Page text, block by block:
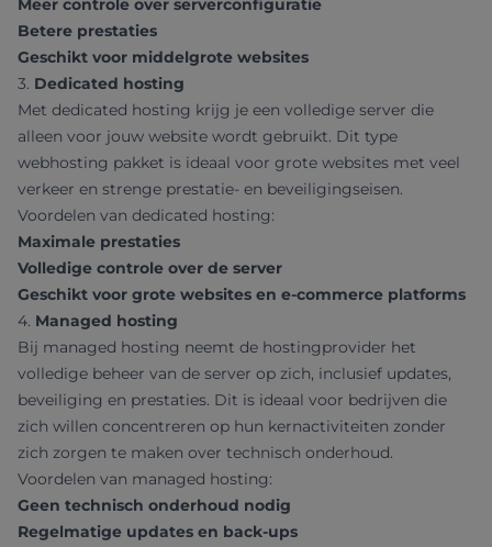
Meer controle over serverconfiguratie
Betere prestaties
Geschikt voor middelgrote websites
3. Dedicated hosting
Met dedicated hosting krijg je een volledige server die
alleen voor jouw website wordt gebruikt. Dit type
webhosting pakket is ideaal voor grote websites met veel
verkeer en strenge prestatie- en beveiligingseisen.
Voordelen van dedicated hosting:
Maximale prestaties
Volledige controle over de server
Geschikt voor grote websites en e-commerce platforms
4. Managed hosting
Bij managed hosting neemt de hostingprovider het
volledige beheer van de server op zich, inclusief updates,
beveiliging en prestaties. Dit is ideaal voor bedrijven die
zich willen concentreren op hun kernactiviteiten zonder
zich zorgen te maken over technisch onderhoud.
Voordelen van managed hosting:
Geen technisch onderhoud nodig
Regelmatige updates en back-ups